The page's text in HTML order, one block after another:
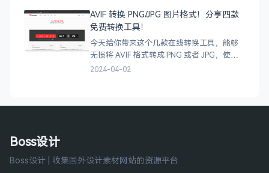
AVIF 转换 PNG/JPG 图片格式！分享四款
免费转换工具！
今天给你带来这个几款在线转换工具，能够
无损将 AVIF 格式转成 PNG 或者 JPG，使用
很简单，只需将 AVIF 图像拖拽上传即可完成
2024-04-02
Boss设计
Boss设计 | 收集国外设计素材网站的资源平台